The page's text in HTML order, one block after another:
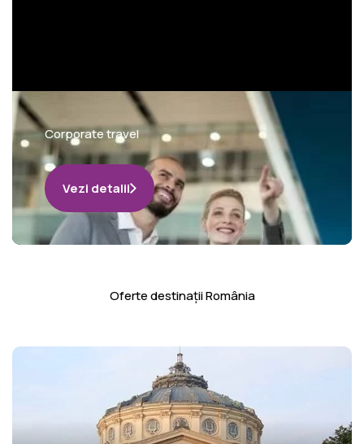
Corporate travel
Vezi detalii
Oferte destinații România